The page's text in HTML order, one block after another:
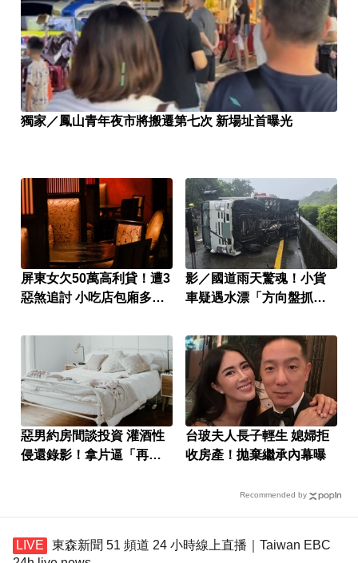
獨家／鳳山青年夜市將搬遷第七次 新場址首曝光
屏東女欠50萬高利貸！遭3
惡煞追討 小吃店包廂多次
影／國道雨天驚魂！小貨
車疑遇水漂「方向盤抓不
惡男約房間談投資 灌酒性
侵還錄影！拿片逼「再來
台玻夫人長子輕生 媳婦拒
收房產！拋棄繼承內幕曝
Recommended by
東森新聞 51 頻道 24 小時線上直播｜Taiwan EBC